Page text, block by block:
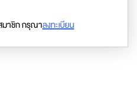
มาชิก กรุณาลงทะเบียน